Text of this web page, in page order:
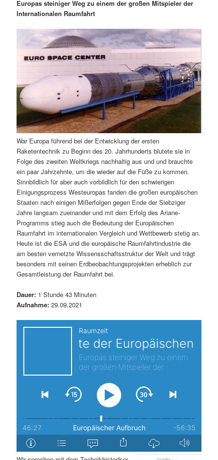
e
n
I
n
h
a
l
t
s
p
r
i
n
ä
r
e
n
I
n
h
a
l
t
s
p
g
n
n
a
o
n
Europas steiniger Weg zu einem der großen Mitspieler der
Internationalen Raumfahrt
War Europa führend bei der Entwicklung der ersten
Raketentechnik zu Beginn des 20. Jahrhunderts blutete sie in
Folge des zweiten Weltkriegs nachhaltig aus und und brauchte
ein paar Jahrzehnte, um die wieder auf die Füße zu kommen.
Sinnbildlich für aber auch vorbildlich für den schwierigen
Einigungsprozess Westeuropas fanden die großen europäischen
Staaten nach einigen Mißerfolgen gegen Ende der Siebziger
Jahre langsam zueinander und mit dem Erfolg des Ariane-
Programms stieg auch die Bedeutung der Europäischen
Raumfahrt im internationalen Vergleich und Wettbewerb stetig an.
Heute ist die ESA und die europäische Raumfahrtindustrie die
am besten vernetzte Wissensschaftsstruktur der Welt und trägt
besonders mit seinen Erdbeobachtungsprojekten erheblich zur
Gesamtleistung der Raumfahrt bei.
Dauer: 1 Stunde 43 Minuten
Aufnahme: 29.09.2021